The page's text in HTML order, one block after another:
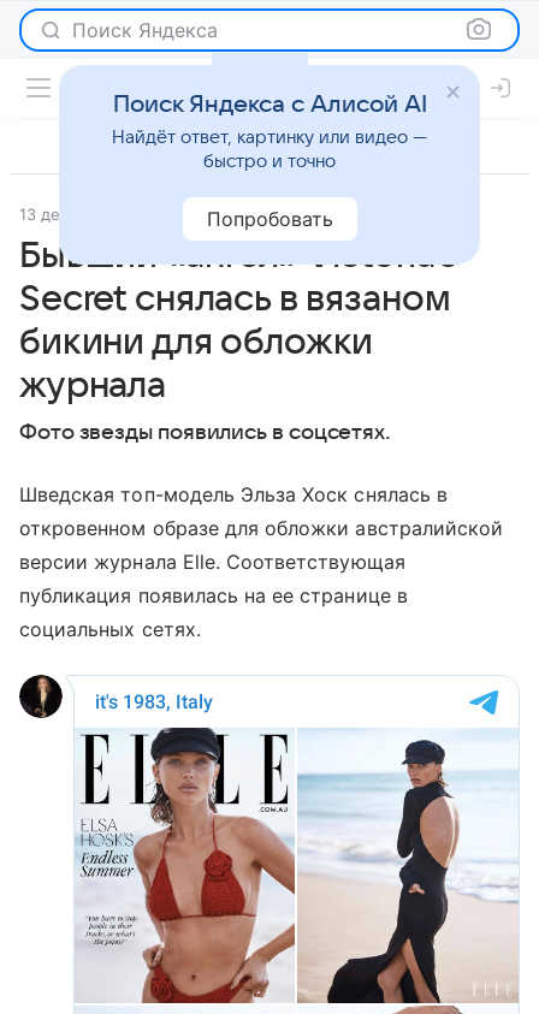
Поиск Яндекса
13 декабря 2023 Lenta.Ru Светская жизнь
Бывший «ангел» Victoria's
Secret снялась в вязаном
бикини для обложки
журнала
Фото звезды появились в соцсетях.
Шведская топ-модель Эльза Хоск снялась в
откровенном образе для обложки австралийской
версии журнала Elle. Соответствующая
публикация появилась на ее странице в
социальных сетях.
Поиск Яндекса с Алисой AI
Найдёт ответ, картинку или видео —
быстро и точно
Попробовать